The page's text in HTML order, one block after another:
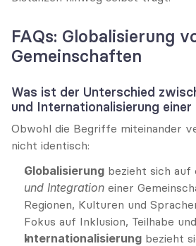
FAQs: Globalisierung
Gemeinschaften
Was ist der Unterschied
und Internationalisierung
Obwohl die Begriffe miteinander
nicht identisch:
Globalisierung bezieht sich auf
und Integration einer
Regionen, Kulturen und
Fokus auf Inklusion, Teilhabe
Internationalisierung bezieht